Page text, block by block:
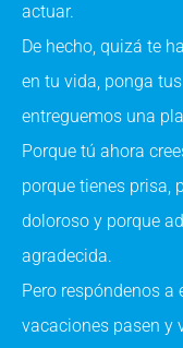
actuar.
De hecho, quizá te
en tu vida, ponga
entreguemos una
Porque tú ahora
porque tienes prisa,
doloroso y porque
agradecida.
Pero respóndenos a
vacaciones pasen y